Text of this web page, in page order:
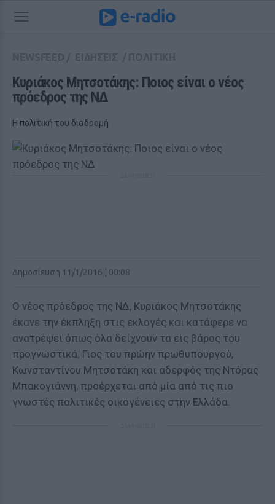
Κυριάκος Μητσοτάκης: Ποιος είναι ο νέος
πρόεδρος της ΝΔ
Η πολιτική του διαδρομή
Δημοσίευση 11/1/2016 | 00:08
Ο νέος πρόεδρος της ΝΔ, Κυριάκος Μητσοτάκης
έκανε την έκπληξη στις εκλογές και κατάφερε να
ανατρέψει όπως όλα δείχνουν τα εις βάρος του
προγνωστικά. Γιος του πρώην πρωθυπουργού,
Κωνσταντίνου Μητσοτάκη και αδερφός της Ντόρας
Μπακογιάννη, προέρχεται από μία από τις πιο
γνωστές πολιτικές οικογένειες στην Ελλάδα.